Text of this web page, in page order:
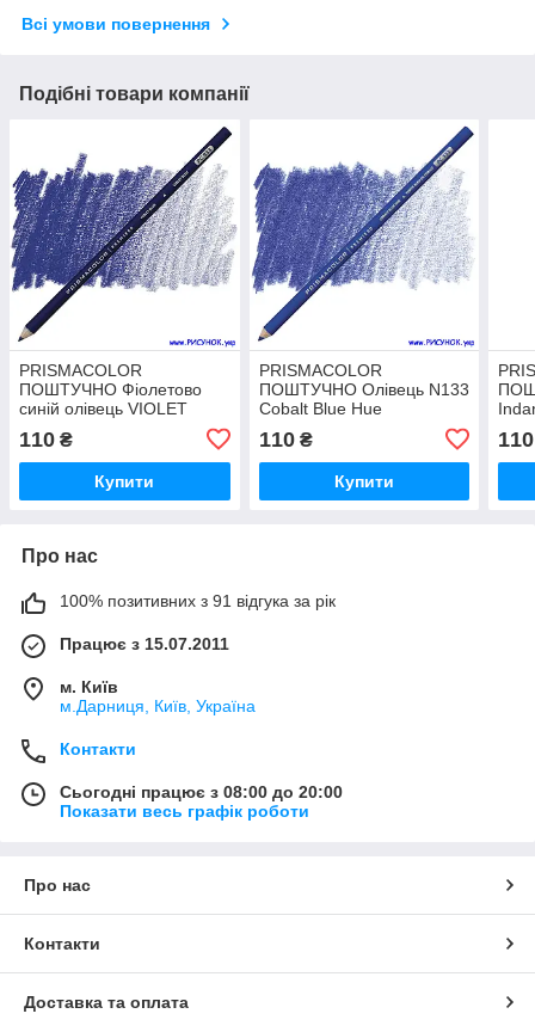
Всі умови повернення
Подібні товари компанії
PRISMACOLOR
ПОШТУЧНО Фіолетово
синій олівець VIOLET
110 ₴
Купити
PRISMACOLOR
ПОШТУЧНО Олівець N133
Cobalt Blue Hue
110₴
Купити
110
Про нас
100% позитивних з 91 відгука за рік
Працює з 15.07.2011
м. Київ
м.Дарниця, Київ, Україна
Контакти
Сьогодні працює з 08:00 до 20:00
Показати весь графік роботи
Про нас
Контакти
Доставка та оплата